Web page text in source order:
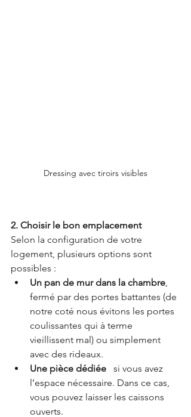
Dressing avec tiroirs visibles
2. Choisir le bon emplacement
Selon la configuration de votre
logement, plusieurs options sont
possibles :
Un pan de mur dans la chambre
fermé par des portes battantes (de
notre coté nous évitons les portes
coulissantes qui à terme
vieillissent mal) ou simplement
avec des rideaux.
Une pièce dédiée si vous avez
l’espace nécessaire. Dans ce cas,
vous pouvez laisser les caissons
ouverts.